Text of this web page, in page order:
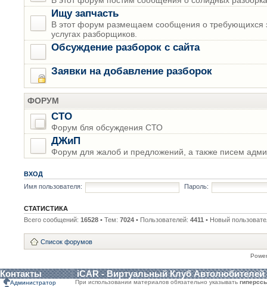
Ищу запчасть
В этот форум размещаем сообщения о требующихся
услугах разборщиков.
Обсуждение разборок с сайта
Заявки на добавление разборок
ФОРУМ
СТО
Форум бля обсуждения СТО
ДЖиП
Форум для жалоб и предложений, а также писем
ВХОД
Имя пользователя:
Пароль:
СТАТИСТИКА
Всего сообщений: 16528 • Тем: 7024 • Пользователей: 4411 • Новый
Список форумов
Контакты iCAR - Виртуальный Клуб Автолюбителей
Администратор
При использовании материалов обязательно указывать